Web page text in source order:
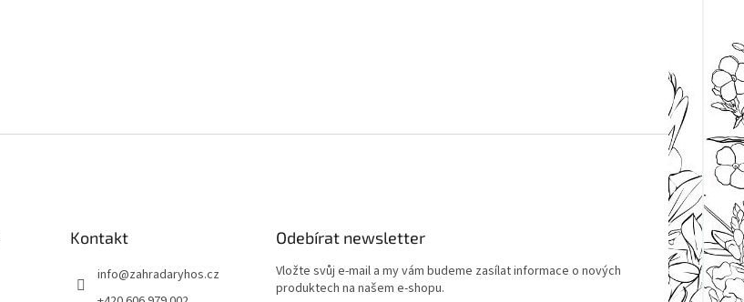
Kontakt
info@zahradaryhos.cz
Odebírat newsletter
Vložte svůj e-mail a my vám budeme zasílat informace o nových
produktech na našem e-shopu.